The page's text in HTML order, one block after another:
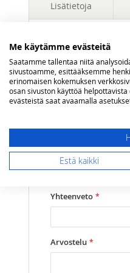
Lisätietoja
Lisätietoja
Mitat lxsxk 4,5
Olet
Petromax
Arviosi
star
stars
stars
stars
stars
Nimimerkki
Yhteenveto
Arvostelu
Me käytämme evästeitä
Saatamme tallentaa niitä
sivustoamme, esittääksemme
erinomaisen kokemuksen
osan sivuston käyttöä
evästeistä saat avaamalla
Estä kaikki